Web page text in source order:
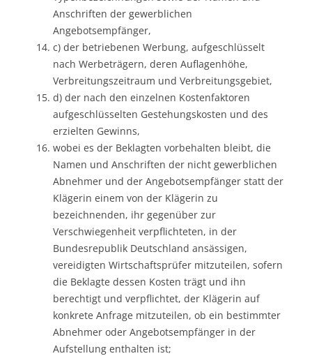
Anschriften der gewerblichen
Angebotsempfänger,
c) der betriebenen Werbung, aufgeschlüsselt
nach Werbeträgern, deren Auflagenhöhe,
Verbreitungszeitraum und Verbreitungsgebiet,
d) der nach den einzelnen Kostenfaktoren
aufgeschlüsselten Gestehungskosten und des
erzielten Gewinns,
wobei es der Beklagten vorbehalten bleibt, die
Namen und Anschriften der nicht gewerblichen
Abnehmer und der Angebotsempfänger statt der
Klägerin einem von der Klägerin zu
bezeichnenden, ihr gegenüber zur
Verschwiegenheit verpflichteten, in der
Bundesrepublik Deutschland ansässigen,
vereidigten Wirtschaftsprüfer mitzuteilen, sofern
die Beklagte dessen Kosten trägt und ihn
berechtigt und verpflichtet, der Klägerin auf
konkrete Anfrage mitzuteilen, ob ein bestimmter
Abnehmer oder Angebotsempfänger in der
Aufstellung enthalten ist;